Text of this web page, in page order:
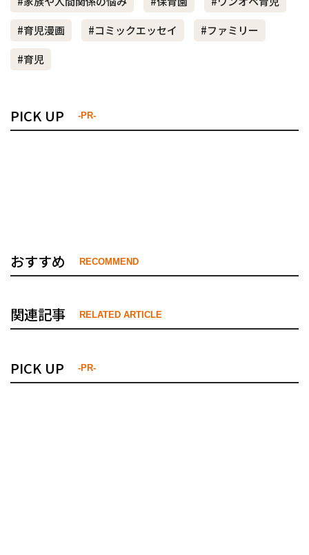
#育児漫画
#コミックエッセイ
#ファミリー
#育児
PICK UP -PR-
おすすめ RECOMMEND
関連記事 RELATED ARTICLE
PICK UP -PR-